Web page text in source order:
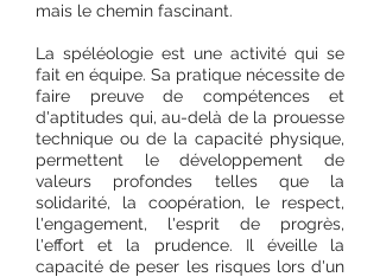
mais le chemin fascinant.
La spéléologie est une activité qui se
fait en équipe. Sa pratique nécessite de
faire preuve de compétences et
d'aptitudes qui, au-delà de la prouesse
technique ou de la capacité physique,
permettent le développement de
valeurs profondes telles que la
solidarité, la coopération, le respect,
l'engagement, l'esprit de progrès,
l'effort et la prudence. Il éveille la
capacité de peser les risques lors d'un